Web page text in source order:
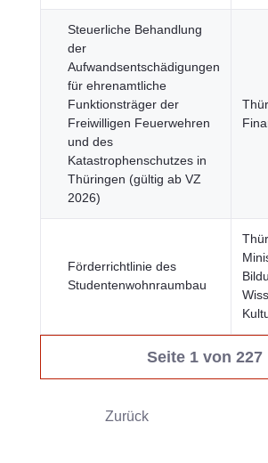
Steuerliche Behandlung
der
Aufwandsentschädigungen
für ehrenamtliche
Funktionsträger der
Freiwilligen Feuerwehren
und des
Katastrophenschutzes in
Thüringen (gültig ab VZ
2026)
Förderrichtlinie des
Studentenwohnraumbau
Seite 1 von 227
Zurück